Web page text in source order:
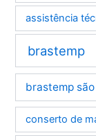
assistência
brastemp
brastemp
conserto de